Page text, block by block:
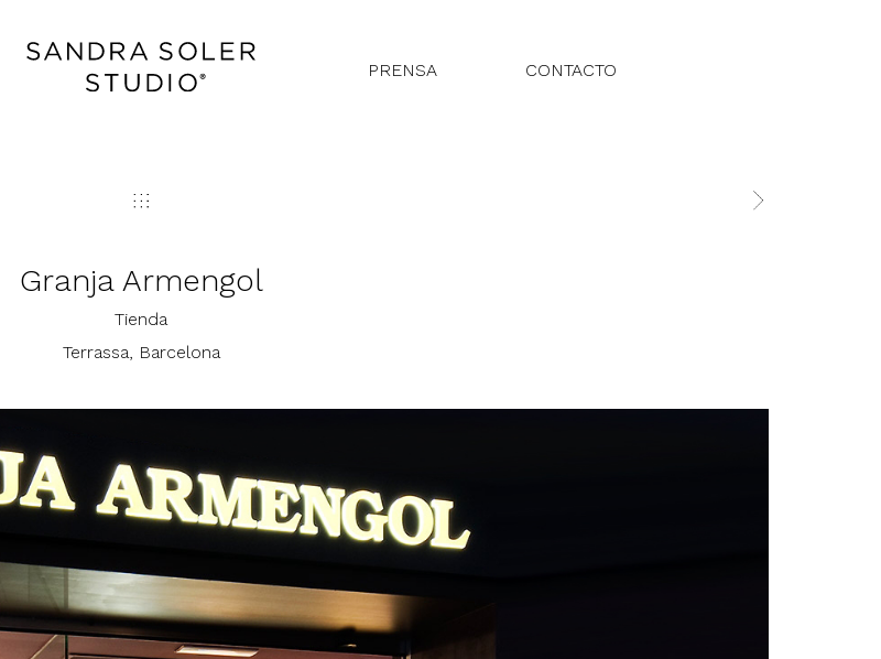
CONTACTO
PRENSA
Granja Armengol
Tienda
Terrassa, Barcelona